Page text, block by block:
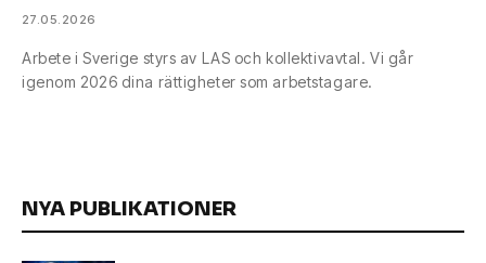
27.05.2026
Arbete i Sverige styrs av LAS och kollektivavtal. Vi går
igenom 2026 dina rättigheter som arbetstagare.
NYA PUBLIKATIONER